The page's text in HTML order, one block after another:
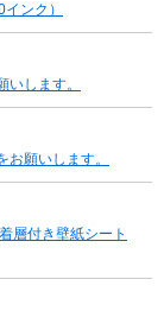
ンク）
いします。
お願いします。
層付き壁紙シート